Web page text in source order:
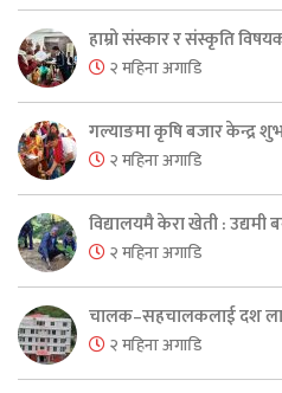
हाम्रो संस्कार र संस्कृति
२ महिना अगाडि
गल्याङमा कृषि बजार केन्द्र
२ महिना अगाडि
विद्यालयमै केरा खेती : उद्यमी
२ महिना अगाडि
चालक–सहचालकलाई दश
२ महिना अगाडि